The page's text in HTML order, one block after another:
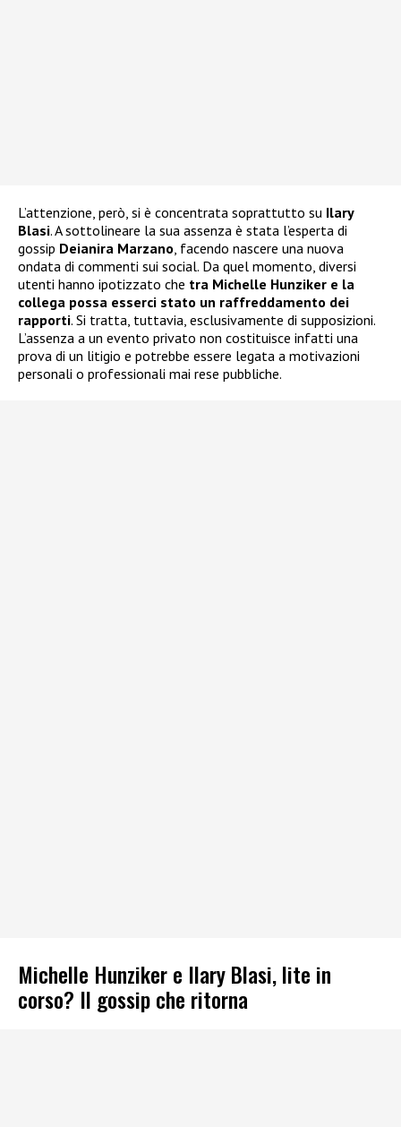
L’attenzione, però, si è concentrata soprattutto su Ilary
Blasi. A sottolineare la sua assenza è stata l’esperta di
gossip Deianira Marzano , facendo nascere una nuova
ondata di commenti sui social. Da quel momento, diversi
utenti hanno ipotizzato che tra Michelle Hunziker e la
collega possa esserci stato un raffreddamento dei
rapporti. Si tratta, tuttavia, esclusivamente di supposizioni.
L’assenza a un evento privato non costituisce infatti una
prova di un litigio e potrebbe essere legata a motivazioni
personali o professionali mai rese pubbliche.
Michelle Hunziker e Ilary Blasi, lite in
corso? Il gossip che ritorna